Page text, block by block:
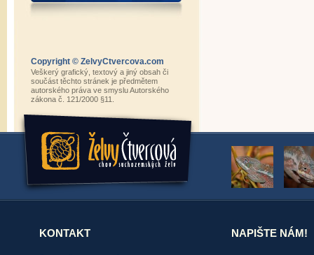
Copyright © ZelvyCtvercova.com
Veškerý grafický, textový a jiný obsah či
součást těchto stránek je předmětem
autorského práva ve smyslu Autorského
zákona č. 121/2000 §11.
KONTAKT NAPIŠTE NÁM!